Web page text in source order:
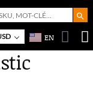
Search
EN